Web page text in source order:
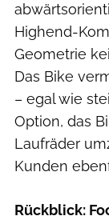
Highend-
Geometrie
Das Bike
– egal wie
Option, das
Laufräder
Kunden
Rückblick: